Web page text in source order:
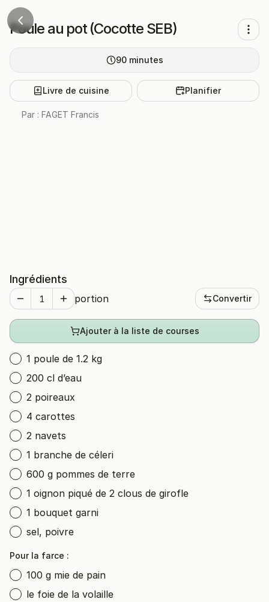
Poule au pot (Cocotte SEB)
90 minutes
Livre de cuisine Planifier
Par : FAGET Francis
Ingrédients
portion Convertir
Ajouter à la liste de courses
1 poule de 1.2 kg
200 cl d’eau
2 poireaux
4 carottes
2 navets
1 branche de céleri
600 g pommes de terre
1 oignon piqué de 2 clous de girofle
1 bouquet garni
sel, poivre
Pour la farce :
100 g mie de pain
le foie de la volaille